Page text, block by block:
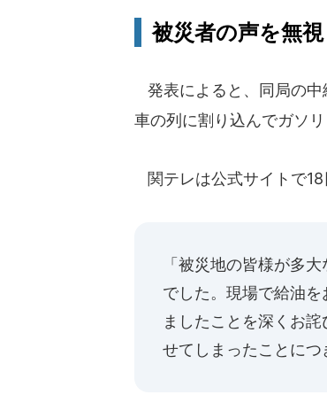
被災者の声を無
発表によると、同局の中
車の列に割り込んでガソ
関テレは公式サイトで18
「被災地の皆様が多
でした。現場で給油
ましたことを深くお
せてしまったことにつ